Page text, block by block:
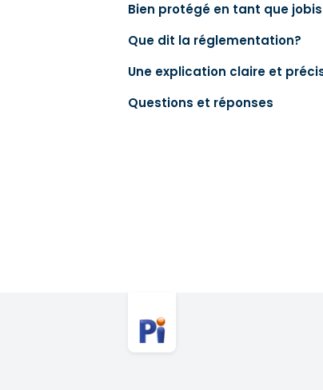
Bien protégé en tant que
Que dit la réglementation?
Une explication claire et
Questions et réponses